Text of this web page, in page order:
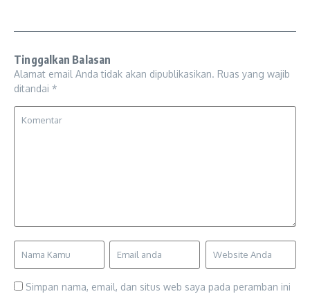
Tinggalkan Balasan
Alamat email Anda tidak akan dipublikasikan. Ruas yang wajib
ditandai *
Simpan nama, email, dan situs web saya pada peramban ini